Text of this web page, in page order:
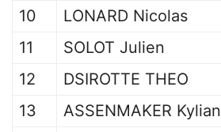
10
LONARD Nicolas
11
SOLOT Julien
12
DSIROTTE THEO
13
ASSENMAKER Kylian